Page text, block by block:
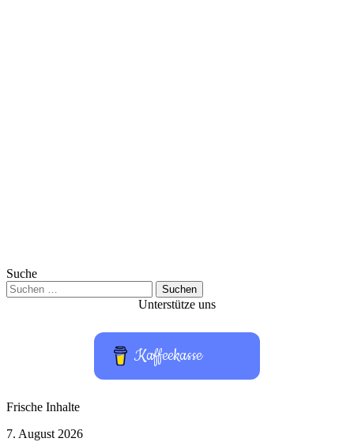
Suche
Suchen
nach:
Unterstütze uns
Kaffeekasse
Frische Inhalte
HBO
7. August 2026